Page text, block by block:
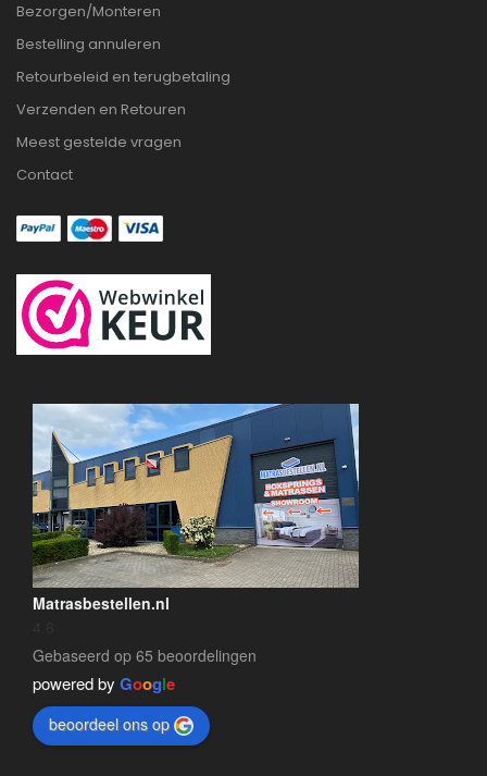
Bezorgen/Monteren
Bestelling annuleren
Retourbeleid en terugbetaling
Verzenden en Retouren
Meest gestelde vragen
Contact
Matrasbestellen.nl
Gebaseerd op 65 beoordelingen
powered by Google
beoordeel ons op